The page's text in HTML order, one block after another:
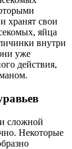
хранят свои
яйца
внутри
уже
действия,
сложной
Некоторые